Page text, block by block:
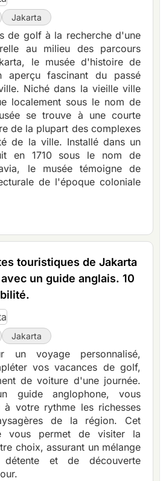
Jakarta
de golf à la recherche d'une
au milieu des parcours
le musée d'histoire de
aperçu fascinant du passé
Niché dans la vieille ville
localement sous le nom de
se trouve à une courte
de la plupart des complexes
de la ville. Installé dans un
en 1710 sous le nom de
le musée témoigne de
de l'époque coloniale
touristiques de Jakarta
un guide anglais. 10
Jakarta
un voyage personnalisé,
vos vacances de golf,
de voiture d'une journée.
guide anglophone, vous
à votre rythme les richesses
de la région. Cet
vous permet de visiter la
choix, assurant un mélange
détente et de découverte